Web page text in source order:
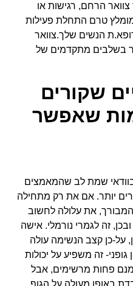
צוואר הרחם, רגישות או
טרם התחלת פעילות
הנשים שלך.צוואר
בשלבים מתקדמים של
שקורים
שאפשר
שמת לב שהמאמצים
יותר. אם את רק מתחילה
המבורך, את עלולה לחשוב
זה לגמרי נורמלי. אישה
על-כן קצב הנשימה עולה
זה משפיע על יכולות
פחות מרשימים, אבל
באופן מעולה על הגוף.